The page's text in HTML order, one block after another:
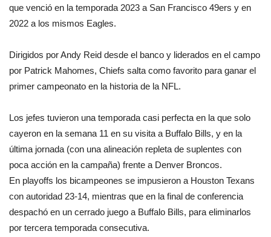
que venció en la temporada 2023 a San Francisco 49ers y en
2022 a los mismos Eagles.
Dirigidos por Andy Reid desde el banco y liderados en el campo
por Patrick Mahomes, Chiefs salta como favorito para ganar el
primer campeonato en la historia de la NFL.
Los jefes tuvieron una temporada casi perfecta en la que solo
cayeron en la semana 11 en su visita a Buffalo Bills, y en la
última jornada (con una alineación repleta de suplentes con
poca acción en la campaña) frente a Denver Broncos.
En playoffs los bicampeones se impusieron a Houston Texans
con autoridad 23-14, mientras que en la final de conferencia
despachó en un cerrado juego a Buffalo Bills, para eliminarlos
por tercera temporada consecutiva.